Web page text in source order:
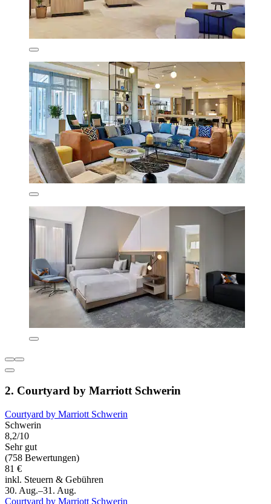
2. Courtyard by Marriott Schwerin
Courtyard by Marriott Schwerin
Schwerin
8,2/10
Sehr gut
(758 Bewertungen)
81 €
inkl. Steuern & Gebühren
30. Aug.–31. Aug.
Courtyard by Marriott Schwerin